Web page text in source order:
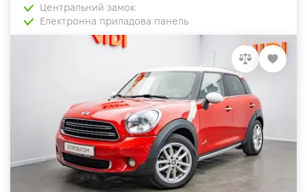
Центральний замок
Електронна приладова панель